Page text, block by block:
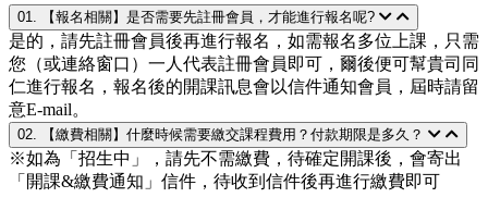
01. 【報名相關】是否需要先註冊會員，才能進行報名呢?
是的，請先註冊會員後再進行報名，如需報名多位上課，只需
您（或連絡窗口）一人代表註冊會員即可，爾後便可幫貴司同
仁進行報名，報名後的開課訊息會以信件通知會員，屆時請留
意E-mail。
02. 【繳費相關】什麼時候需要繳交課程費用？付款期限是多久？
※如為「招生中」，請先不需繳費，待確定開課後，會寄出
「開課&繳費通知」信件，待收到信件後再進行繳費即可